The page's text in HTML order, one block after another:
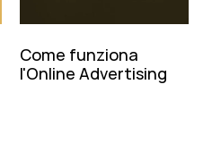
Come funziona
l'Online Advertising